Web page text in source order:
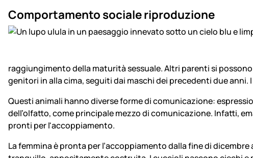
Comportamento sociale riproduzione
raggiungimento della maturità sessuale. Altri parenti si
genitori in alla cima, seguiti dai maschi dei precedenti due
Questi animali hanno diverse forme di comunicazione:
dell’olfatto, come principale mezzo di comunicazione. Infatti,
pronti per l'accoppiamento.
La femmina è pronta per l’accoppiamento dalla fine di